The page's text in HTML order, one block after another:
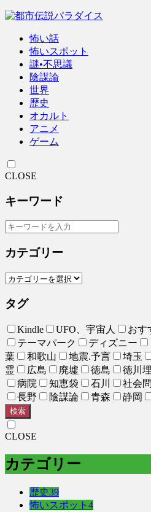
怖い話
怖いスポット
謎•不思議
陰謀論
世界
歴史
オカルト
アニメ
ゲーム
CLOSE
キーワード
カテゴリー
タグ
Kindle UFO、宇宙人 おす
テーマパーク
ディズニー
葉
和歌山 地震.予言 埼玉
霊
広島 廃墟 徳島 徳川
病院
知恵袋 石川 社会
長野
陰謀論 青森 静岡
検索
CLOSE
カテゴリー
歴史39
怖いスポット 4